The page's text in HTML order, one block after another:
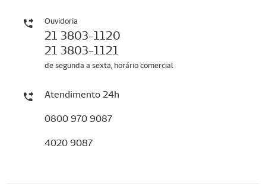
Ouvidoria
21 3803-1120
21 3803-1121
de segunda a sexta, horário comercial
Atendimento 24h
0800 970 9087
4020 9087